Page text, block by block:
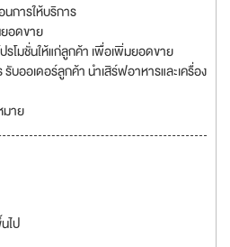
การให้บริการ
อดขาย
รโมชั่นให้แก่ลูกค้า เพื่อเพิ่มยอดขาย
บออเดอร์ลูกค้า นำเสิร์ฟอาหารและเครื่อง
าย
ไป